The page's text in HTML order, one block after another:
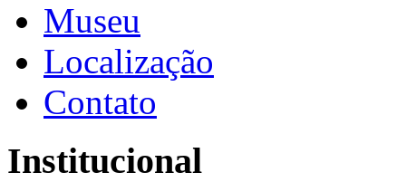
Museu
Localização
Contato
Institucional